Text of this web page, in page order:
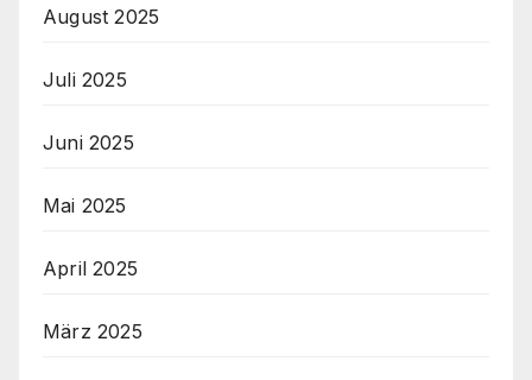
August 2025
Juli 2025
Juni 2025
Mai 2025
April 2025
März 2025